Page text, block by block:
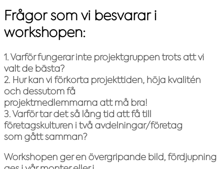
Frågor som vi besvarar i
workshopen:
1. Varför fungerar inte projektgruppen trots att vi
valt de bästa?
2. Hur kan vi förkorta projekttiden, höja kvalitén
och dessutom få
projektmedlemmarna att må bra!
3. Varför tar det så lång tid att få till
företagskulturen i två avdelningar/företag
som gått samman?
Workshopen ger en övergripande bild, fördjupning